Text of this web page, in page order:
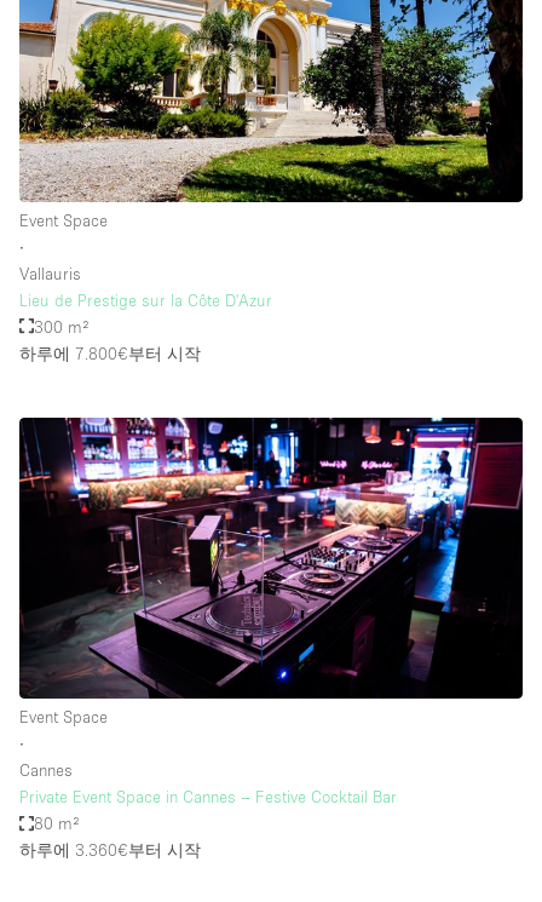
Event Space
∙
Vallauris
Lieu de Prestige sur la Côte D'Azur
300 m²
하루에 7.800€부터 시작
Event Space
∙
Cannes
Private Event Space in Cannes – Festive Cocktail Bar
80 m²
하루에 3.360€부터 시작